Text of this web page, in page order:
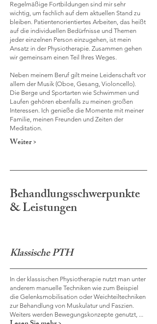
Regelmäßige Fortbildungen sind mir sehr
wichtig, um fachlich auf dem aktuellen Stand zu
bleiben. Patientenorientiertes Arbeiten, das heißt
auf die individuellen Bedürfnisse und Themen
jeder einzelnen Person einzugehen, ist mein
Ansatz in der Physiotherapie. Zusammen gehen
wir gemeinsam einen Teil Ihres Weges.
Neben meinem Beruf gilt meine Leidenschaft vor
allem der Musik (Oboe, Gesang, Violoncello).
Die Berge und Sportarten wie Schwimmen und
Laufen gehören ebenfalls zu meinen großen
Interessen. Ich genieße die Momente mit meiner
Familie, meinen Freunden und Zeiten der
Meditation.
Weiter >
Behandlungsschwerpunkte
& Leistungen
Klassische PTH
In der klassischen Physiotherapie nutzt man unter
anderem manuelle Techniken wie zum Beispiel
die Gelenksmobilisation oder Weichteiltechniken
zur Behandlung von Muskulatur und Faszien.
Weiters werden Bewegungskonzepte genutzt, ...